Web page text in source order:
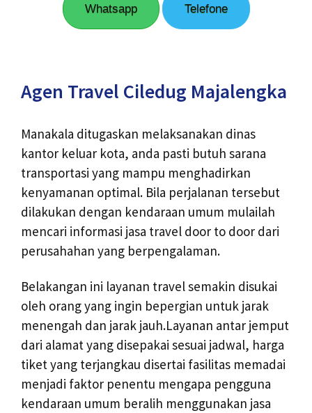
Whatsapp Telefone
Agen Travel Ciledug Majalengka
Manakala ditugaskan melaksanakan dinas
kantor keluar kota, anda pasti butuh sarana
transportasi yang mampu menghadirkan
kenyamanan optimal. Bila perjalanan tersebut
dilakukan dengan kendaraan umum mulailah
mencari informasi jasa travel door to door dari
perusahahan yang berpengalaman.
Belakangan ini layanan travel semakin disukai
oleh orang yang ingin bepergian untuk jarak
menengah dan jarak jauh.Layanan antar jemput
dari alamat yang disepakai sesuai jadwal, harga
tiket yang terjangkau disertai fasilitas memadai
menjadi faktor penentu mengapa pengguna
kendaraan umum beralih menggunakan jasa